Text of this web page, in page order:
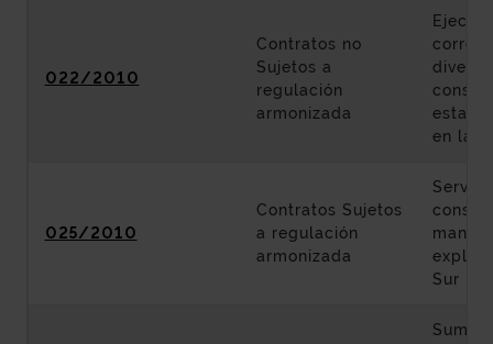
022/2010
Contratos no
Sujetos a
regulación
armonizada
en la
025/2010
Contratos Sujetos
a regulación
armonizada
Sur